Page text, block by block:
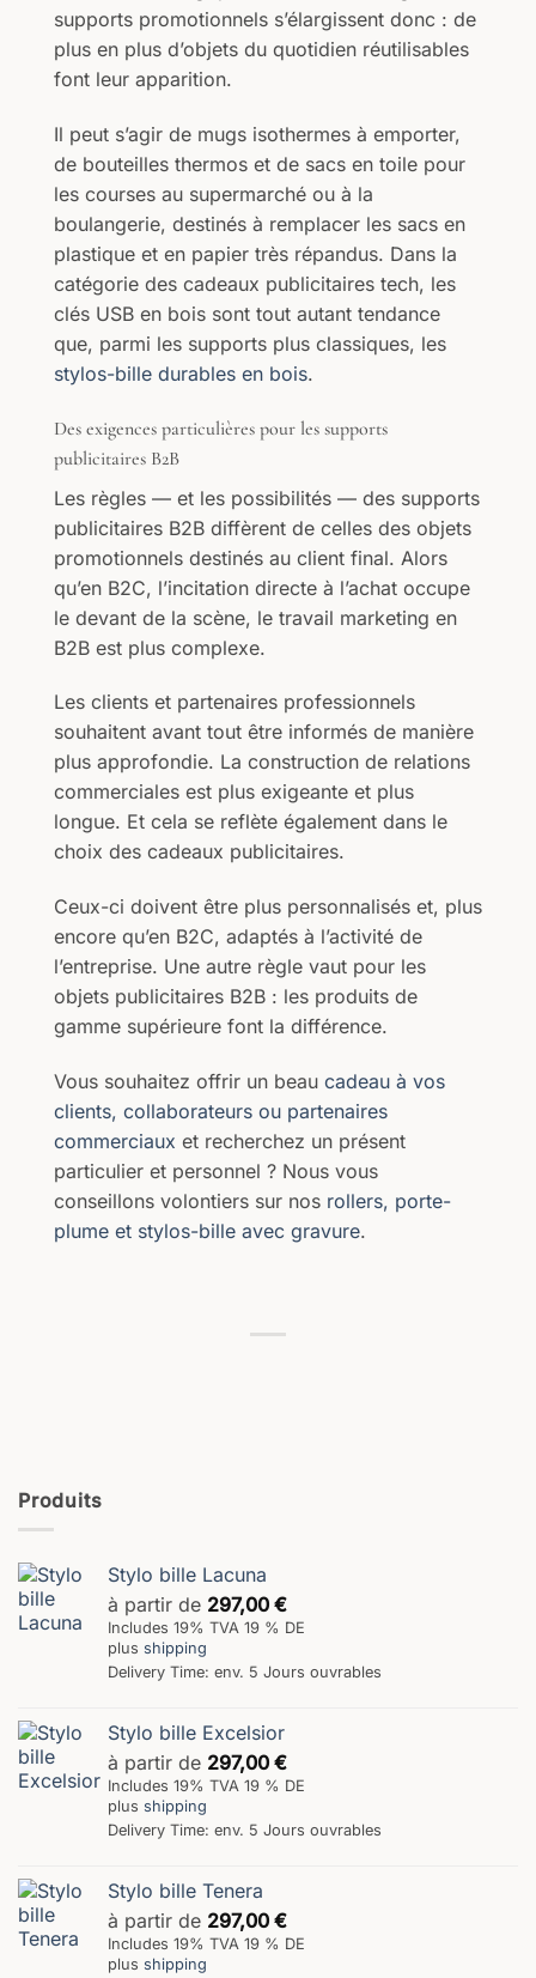
supports promotionnels s’élargissent donc : de
plus en plus d’objets du quotidien réutilisables
font leur apparition.
Il peut s’agir de mugs isothermes à emporter,
de bouteilles thermos et de sacs en toile pour
les courses au supermarché ou à la
boulangerie, destinés à remplacer les sacs en
plastique et en papier très répandus. Dans la
catégorie des cadeaux publicitaires tech, les
clés USB en bois sont tout autant tendance
que, parmi les supports plus classiques, les
stylos-bille durables en bois.
Des exigences particulières pour les supports
publicitaires B2B
Les règles — et les possibilités — des supports
publicitaires B2B diffèrent de celles des objets
promotionnels destinés au client final. Alors
qu’en B2C, l’incitation directe à l’achat occupe
le devant de la scène, le travail marketing en
B2B est plus complexe.
Les clients et partenaires professionnels
souhaitent avant tout être informés de manière
plus approfondie. La construction de relations
commerciales est plus exigeante et plus
longue. Et cela se reflète également dans le
choix des cadeaux publicitaires.
Ceux-ci doivent être plus personnalisés et, plus
encore qu’en B2C, adaptés à l’activité de
l’entreprise. Une autre règle vaut pour les
objets publicitaires B2B : les produits de
gamme supérieure font la différence.
Vous souhaitez offrir un beau cadeau à vos
clients, collaborateurs ou partenaires
commerciaux et recherchez un présent
particulier et personnel ? Nous vous
conseillons volontiers sur nos rollers, porte-
plume et stylos-bille avec gravure.
Produits
Stylo bille Lacuna
à partir de 297,00 €
Includes 19% TVA 19 % DE
plus shipping
Delivery Time: env. 5 Jours ouvrables
Stylo bille Excelsior
à partir de 297,00 €
Includes 19% TVA 19 % DE
plus shipping
Delivery Time: env. 5 Jours ouvrables
Stylo bille Tenera
à partir de 297,00 €
Includes 19% TVA 19 % DE
plus shipping